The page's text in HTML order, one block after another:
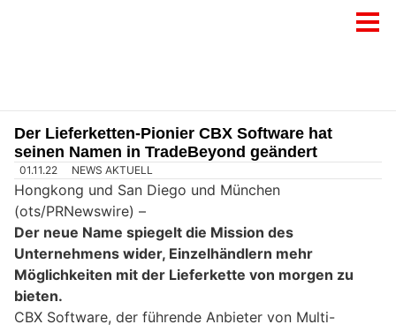
Der Lieferketten-Pionier CBX Software hat
seinen Namen in TradeBeyond geändert
01.11.22 NEWS AKTUELL
Hongkong und San Diego und München
(ots/PRNewswire) –
Der neue Name spiegelt die Mission des
Unternehmens wider, Einzelhändlern mehr
Möglichkeiten mit der Lieferkette von morgen zu
bieten.
CBX Software, der führende Anbieter von Multi-